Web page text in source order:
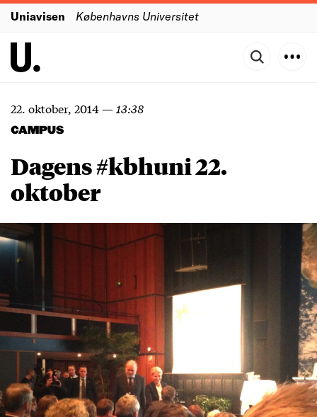
Uniavisen Københavns Universitet
22. oktober, 2014— 13:38
CAMPUS
Dagens #kbhuni 22.
oktober